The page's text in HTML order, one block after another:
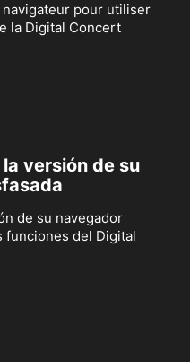
pour utiliser
la Digital Concert
versión de su
de su navegador
funciones del Digital